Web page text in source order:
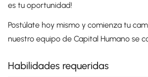
es tu oportunidad!
Postúlate hoy mismo y comienza tu
nuestro equipo de Capital Humano se
Habilidades requeridas